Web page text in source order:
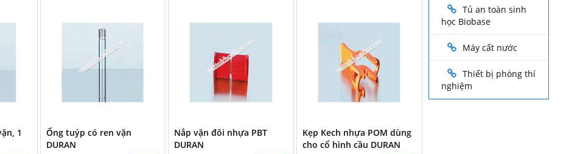
1
Ống tuýp có ren vặn
DURAN
Nắp vặn đôi nhựa PBT
DURAN
Kẹp Kech nhựa POM dùng
cho cổ hình cầu DURAN
Tủ an toàn sinh
học Biobase
Máy cất nước
Thiết bị phòng thí
nghiệm